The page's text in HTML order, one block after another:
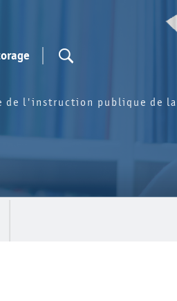
de l'instruction publique de la